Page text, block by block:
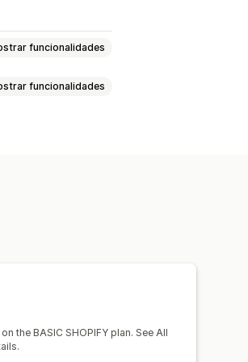
funcionalidades
funcionalidades
the BASIC SHOPIFY plan. See All